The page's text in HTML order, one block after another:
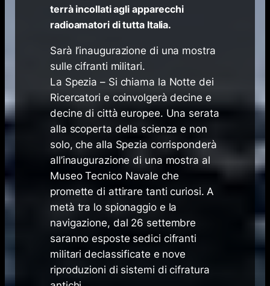
terrà incollati agli apparecchi
radioamatori di tutta Italia.
Sarà l’inaugurazione di una mostra
sulle cifranti militari.
La Spezia – Si chiama la Notte dei
Ricercatori e coinvolgerà decine e
decine di città europee. Una serata
alla scoperta della scienza e non
solo, che alla Spezia corrisponderà
all’inaugurazione di una mostra al
Museo Tecnico Navale che
promette di attirare tanti curiosi. A
metà tra lo spionaggio e la
navigazione, dal 26 settembre
saranno esposte sedici cifranti
militari declassificate e nove
riproduzioni di sistemi di cifratura